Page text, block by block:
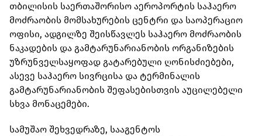
თბილისის საერთაშორისო აეროპორტის საჰაერო
მოძრაობის მომსახურების ცენტრი და საოპერაციო
ოფისი, ადგილზე შეისწავლეს საჰაერო მოძრაობის
ნაკადების და გამტარუნარიანობის ორგანიზების
უზრუნველსაყოფად გატარებული ღონისძიებები,
ასევე საჰაერო სივრცისა და ტერმინალის
გამტარუნარიანობის შეფასებისთვის აუცილებელი
სხვა მონაცემები.
სამუშაო შეხვედრაზე, სააგენტოს